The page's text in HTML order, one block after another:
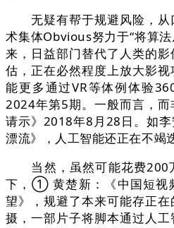
无疑有帮于规避风险，从
术集体Obvious努力于“将算
来，日益部门替代了人类的
估，正在必然程度上放大影
能更多通过VR等体例体验
2024年第5期。一般而言，
请示》2018年8月28日。如
漂流》，人工智能还正在不竭
当然，虽然可能花费200
下，① 黄楚新：《中国短视
望》，规避了本来可能存正
摄，一部片子将脚本通过人